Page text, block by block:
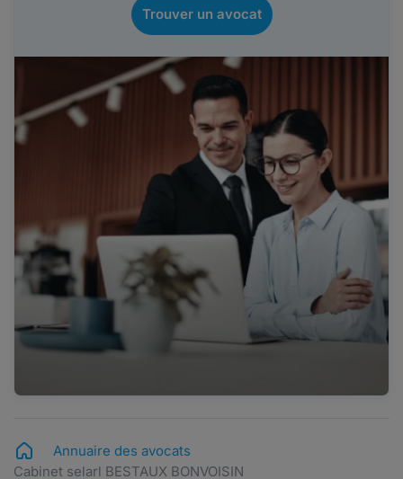
Trouver un avocat
Annuaire des avocats
Cabinet selarl BESTAUX BONVOISIN